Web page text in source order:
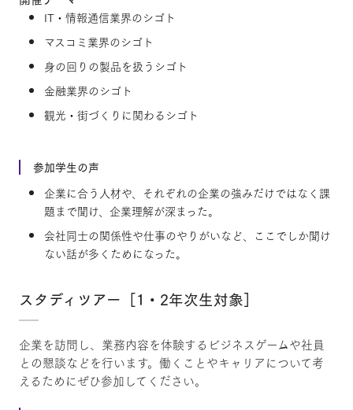
IT・情報通信業界のシゴト
マスコミ業界のシゴト
身の回りの製品を扱うシゴト
金融業界のシゴト
観光・街づくりに関わるシゴト
参加学生の声
企業に合う人材や、それぞれの企業の強みだけではなく課
題まで聞け、企業理解が深まった。
会社同士の関係性や仕事のやりがいなど、ここでしか聞け
ない話が多くためになった。
スタディツアー［1・2年次生対象］
企業を訪問し、業務内容を体験するビジネスゲームや社員
との懇談などを行います。働くことやキャリアについて考
えるためにぜひ参加してください。